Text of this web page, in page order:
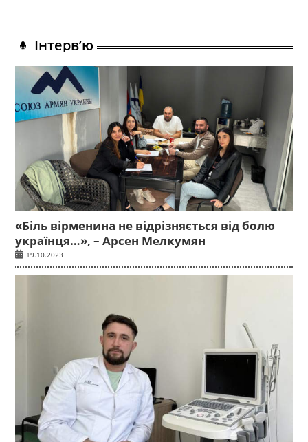
Інтерв’ю
«Біль вірменина не відрізняється від болю
українця…», – Арсен Мелкумян
19.10.2023